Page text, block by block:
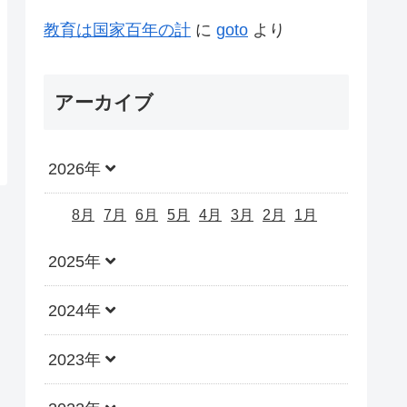
教育は国家百年の計 に goto より
アーカイブ
2026年
8月 7月 6月 5月 4月 3月 2月 1月
2025年
2024年
2023年